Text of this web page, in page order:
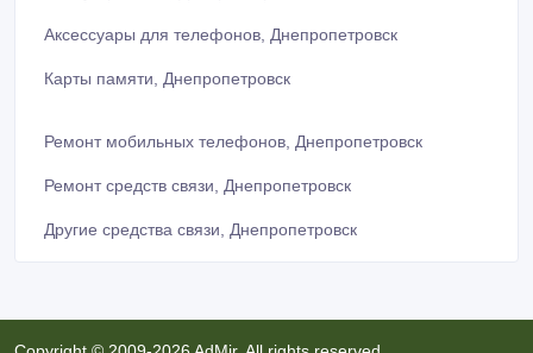
Аксессуары для телефонов, Днепропетровск
Карты памяти, Днепропетровск
Ремонт мобильных телефонов, Днепропетровск
Ремонт средств связи, Днепропетровск
Другие средства связи, Днепропетровск